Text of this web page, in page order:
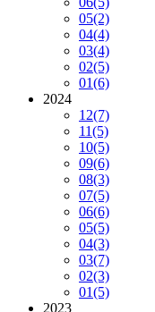
05(2)
04(4)
03(4)
02(5)
01(6)
2024
12(7)
11(5)
10(5)
09(6)
08(3)
07(5)
06(6)
05(5)
04(3)
03(7)
02(3)
01(5)
2023